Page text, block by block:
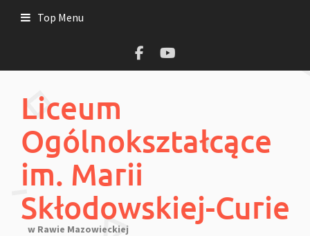
Top Menu
Liceum
Ogólnokształcące
im. Marii
Skłodowskiej-Curie
w Rawie Mazowieckiej